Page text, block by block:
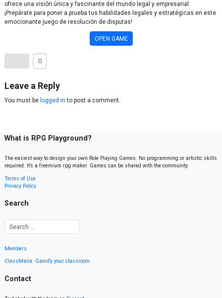
ofrece una visión única y fascinante del mundo legal y empresarial.
¡Prepárate para poner a prueba tus habilidades legales y estratégicas en este
emocionante juego de resolución de disputas!
OPEN GAME
0
Leave a Reply
You must be logged in to post a comment.
What is RPG Playground?
The easiest way to design your own Role Playing Games. No programming or artistic skills
required. It’s a freemium rpg maker. Games can be shared with the community.
Terms of Use
Privacy Policy
Search
Members
ClassMana: Gamify your classroom
Contact